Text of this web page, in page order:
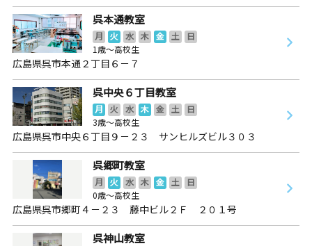
呉本通教室
月 火 水 木 金 土
日
1歳～高校生
広島県呉市本通２丁目６－７
呉中央６丁目教室
月 火 水 木 金 土
日
3歳～高校生
広島県呉市中央６丁目９－２３ サンヒルズビル３０３
呉郷町教室
月 火 水 木 金 土
日
0歳～高校生
広島県呉市郷町４－２３ 藤中ビル２Ｆ ２０１号
呉神山教室